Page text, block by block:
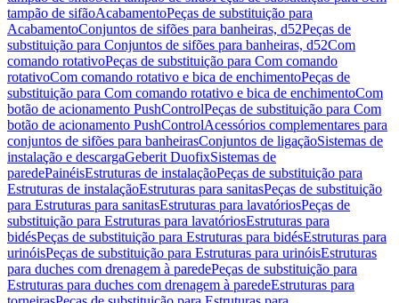
tampão de sifãoAcabamentoPeças de substituição para
AcabamentoConjuntos de sifões para banheiras, d52Peças de
substituição para Conjuntos de sifões para banheiras, d52Com
comando rotativoPeças de substituição para Com comando
rotativoCom comando rotativo e bica de enchimentoPeças de
substituição para Com comando rotativo e bica de enchimentoCom
botão de acionamento PushControlPeças de substituição para Com
botão de acionamento PushControlAcessórios complementares para
conjuntos de sifões para banheirasConjuntos de ligaçãoSistemas de
instalação e descargaGeberit DuofixSistemas de
paredePainéisEstruturas de instalaçãoPeças de substituição para
Estruturas de instalaçãoEstruturas para sanitasPeças de substituição
para Estruturas para sanitasEstruturas para lavatóriosPeças de
substituição para Estruturas para lavatóriosEstruturas para
bidésPeças de substituição para Estruturas para bidésEstruturas para
urinóisPeças de substituição para Estruturas para urinóisEstruturas
para duches com drenagem à paredePeças de substituição para
Estruturas para duches com drenagem à paredeEstruturas para